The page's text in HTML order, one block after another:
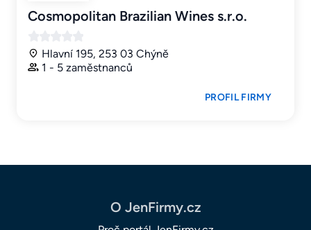
Cosmopolitan Brazilian Wines s.r.o.
Hlavní 195, 253 03 Chýně
1 - 5 zaměstnanců
PROFIL FIRMY
O JenFirmy.cz